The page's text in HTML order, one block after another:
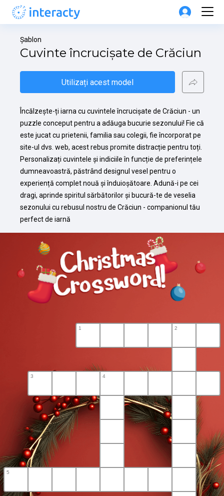
Șablon
Cuvinte încrucișate de Crăciun
Utilizați acest model
Încălzește-ți iarna cu cuvintele încrucișate de Crăciun - un
puzzle conceput pentru a adăuga bucurie sezonului! Fie că
este jucat cu prietenii, familia sau colegii, fie încorporat pe
site-ul dvs. web, acest rebus promite distracție pentru toți.
Personalizați cuvintele și indiciile în funcție de preferințele
dumneavoastră, păstrând designul vesel pentru o
experiență complet nouă și înduioșătoare. Adună-i pe cei
dragi, aprinde spiritul sărbătorilor și bucură-te de veselia
sezonului cu rebusul nostru de Crăciun - companionul tău
perfect de iarnă